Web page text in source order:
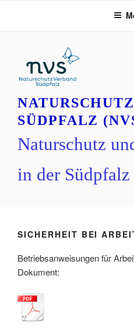
SÜDPFALZ
Naturschutz
in der Südpfalz
SICHERHEIT BEI
Betriebsanweisungen für
Dokument: